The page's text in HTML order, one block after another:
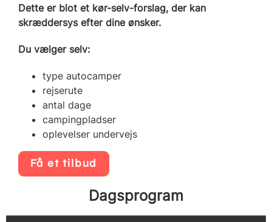
Dette er blot et kør-selv-forslag, der kan
skræddersys efter dine ønsker.
Du vælger selv:
type autocamper
rejserute
antal dage
campingpladser
oplevelser undervejs
Få et tilbud
Dagsprogram